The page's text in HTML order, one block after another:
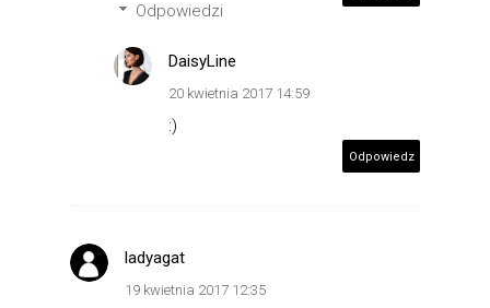
Odpowiedzi
DaisyLine
20 kwietnia 2017 14:59
:)
Odpowiedz
ladyagat
19 kwietnia 2017 12:35